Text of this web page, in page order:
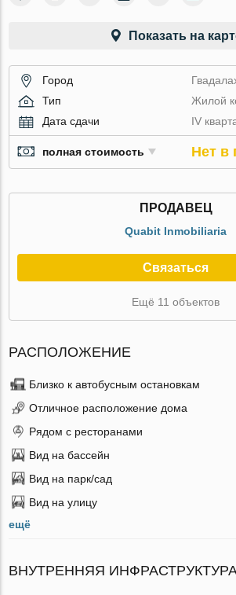
Показать на
Город
Тип
Жилой
Дата сдачи
IV
полная стоимость Нет в
ПРОДАВЕЦ
Quabit Inmobiliaria
Связаться
Ещё 11 объектов
РАСПОЛОЖЕНИЕ
Близко к автобусным остановкам
Отличное расположение дома
Рядом с ресторанами
Вид на бассейн
Вид на парк/сад
Вид на улицу
ещё
ВНУТРЕННЯЯ